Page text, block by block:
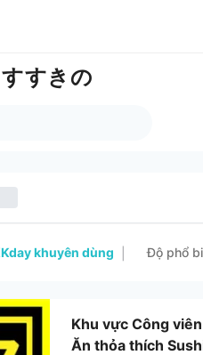
すきの
khuyên dùng Độ phổ
Khu vực Công
Ăn thỏa thích